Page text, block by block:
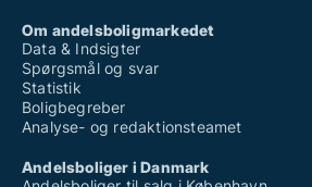
Om andelsboligmarkedet
Data & Indsigter
Spørgsmål og svar
Statistik
Boligbegreber
Analyse- og redaktionsteamet
Andelsboliger i Danmark